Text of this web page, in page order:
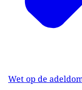
Wet op de